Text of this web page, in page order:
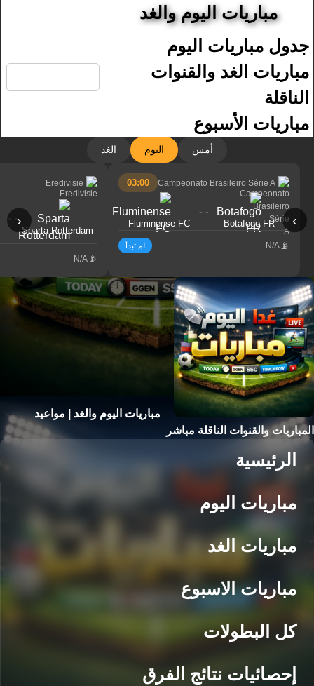
مباريات اليوم والغد
جدول مباريات اليوم
مباريات الغد والقنوات
الناقلة
مباريات الأسبوع
أمس اليوم الغد
‹ ›
Campeonato Brasileiro Série A
03:00
Botafogo FR
- -
Fluminense FC
N/A لم تبدأ
Eredivisie
Sparta Rotterdam
- -
N/A
مباريات اليوم والغد | مواعيد
المباريات والقنوات الناقلة مباشر
الرئيسية
مباريات اليوم
مباريات الغد
مباريات الاسبوع
كل البطولات
إحصائيات نتائج الفرق